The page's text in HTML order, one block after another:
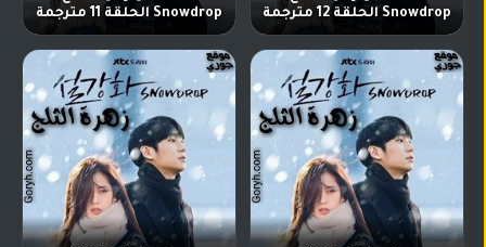
Snowdrop الحلقة 12 مترجمة
Snowdrop الحلقة 11 مترجمة